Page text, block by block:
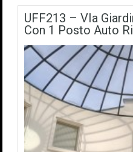
UFF213 – VIa
Con 1 Posto Auto